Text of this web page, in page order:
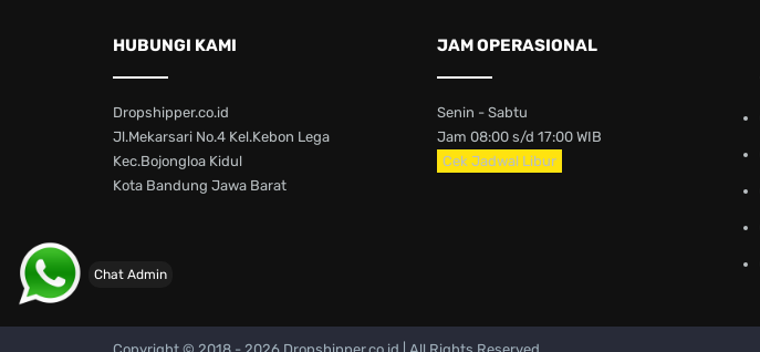
Chat Admin
HUBUNGI KAMI
Dropshipper.co.id
Jl.Mekarsari No.4 Kel.Kebon Lega
Kec.Bojongloa Kidul
Kota Bandung Jawa Barat
JAM OPERASIONAL
Senin - Sabtu
Jam 08:00 s/d 17:00 WIB
Cek Jadwal Libur